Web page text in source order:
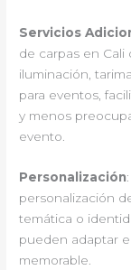
Servicios
de carpas en
iluminación,
para eventos,
y menos
evento.
Personalización
personalización
temática o
pueden adaptar
memorable.